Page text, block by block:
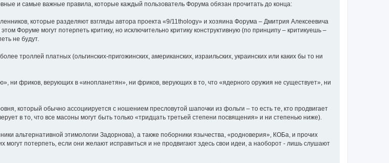
и самые важные правила, которые каждый пользователь Форума обязан прочитать до конца:
которые разделяют взгляды автора проекта «9/11thology» и хозяина Форума – Дмитрия Алексеевича
Форуме могут потерпеть критику, но исключительно критику конструктивную (по принципу – критикуешь –
не будут.
троллей платных (ольгинских-пригожинских, американских, израильских, украинских или каких бы то ни
ни фриков, верующих в «инопланетян», ни фриков, верующих в то, что «ядерного оружия не существует», ни
который обычно ассоциируется с ношением пресловутой шапочки из фольги – то есть те, кто продвигает
в то, что все масоны могут быть только «тридцать третьей степени посвящения» и ни степенью ниже).
альтернативной этимологии Задорнова), а также поборники язычества, «родноверия», КОБа, и прочих
могут потерпеть, если они желают исправиться и не продвигают здесь свои идеи, а наоборот - лишь слушают